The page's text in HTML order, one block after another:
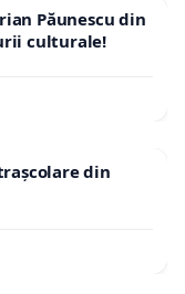
Păunescu din
culturale!
din